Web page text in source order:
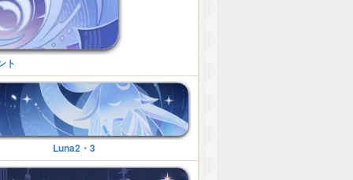
ト
Luna2・3